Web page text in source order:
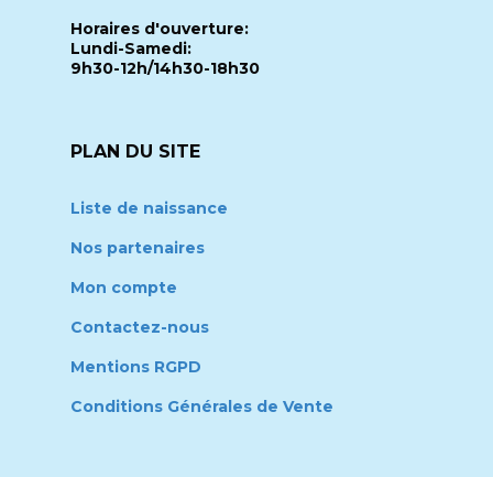
Horaires d'ouverture:
Lundi-Samedi:
9h30-12h/14h30-18h30
PLAN DU SITE
Liste de naissance
Nos partenaires
Mon compte
Contactez-nous
Mentions RGPD
Conditions Générales de Vente